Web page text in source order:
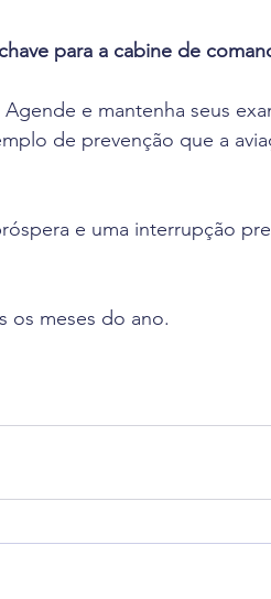
para a cabine de
e mantenha seus
de prevenção que a
e uma interrupção
os meses do ano.